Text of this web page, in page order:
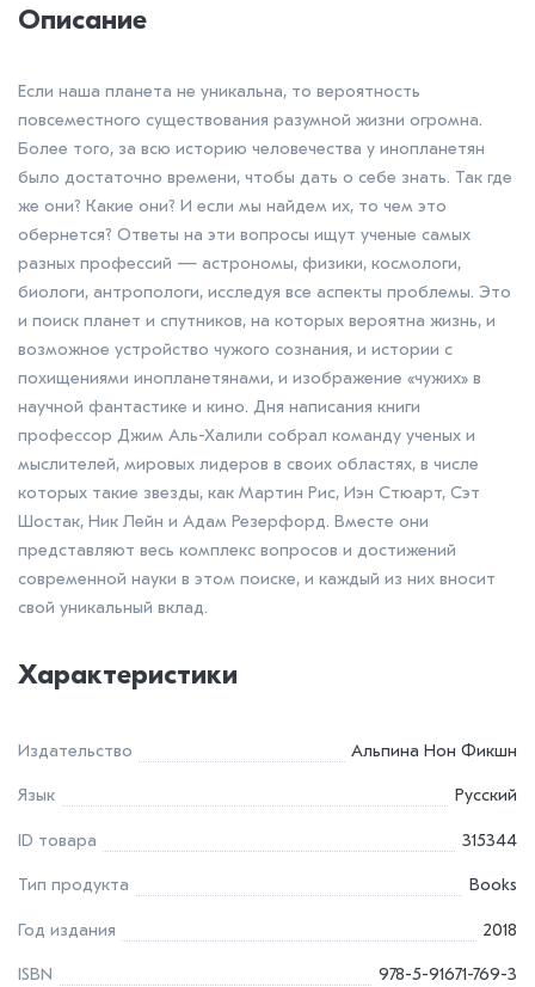
Описание
Если наша планета не уникальна, то вероятность
повсеместного существования разумной жизни огромна.
Более того, за всю историю человечества у инопланетян
было достаточно времени, чтобы дать о себе знать. Так где
же они? Какие они? И если мы найдем их, то чем это
обернется? Ответы на эти вопросы ищут ученые самых
разных профессий — астрономы, физики, космологи,
биологи, антропологи, исследуя все аспекты проблемы. Это
и поиск планет и спутников, на которых вероятна жизнь, и
возможное устройство чужого сознания, и истории с
похищениями инопланетянами, и изображение «чужих» в
научной фантастике и кино. Дня написания книги
профессор Джим Аль-Халили собрал команду ученых и
мыслителей, мировых лидеров в своих областях, в числе
которых такие звезды, как Мартин Рис, Иэн Стюарт, Сэт
Шостак, Ник Лейн и Адам Резерфорд. Вместе они
представляют весь комплекс вопросов и достижений
современной науки в этом поиске, и каждый из них вносит
свой уникальный вклад.
Характеристики
Издательство Альпина Нон Фикшн
Язык Русский
ID товара 315344
Тип продукта Books
Год издания 2018
ISBN 978-5-91671-769-3